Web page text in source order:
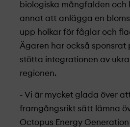
biologiska mångfalden och
annat att anlägga en
upp holkar för fåglar och
Ägaren har också sponsrat
stötta integrationen av
regionen.
- Vi är mycket glada över
framgångsrikt sätt lämna
Octopus Energy